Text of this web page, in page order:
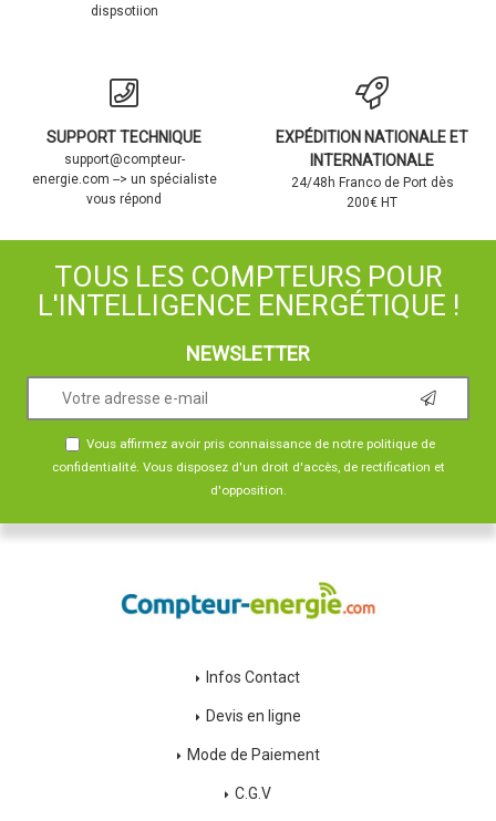
dispsotiion
SUPPORT TECHNIQUE
support@compteur-
energie.com --> un spécialiste
vous répond
EXPÉDITION NATIONALE ET
INTERNATIONALE
24/48h Franco de Port dès
200€ HT
TOUS LES COMPTEURS POUR
L'INTELLIGENCE ENERGÉTIQUE !
NEWSLETTER
Vous affirmez avoir pris connaissance de notre politique de
confidentialité. Vous disposez d'un droit d'accès, de rectification et
d'opposition.
Infos Contact
Devis en ligne
Mode de Paiement
C.G.V